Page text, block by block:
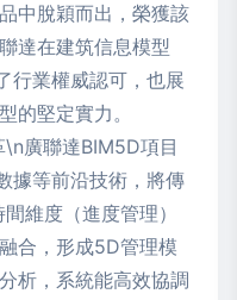
中脫穎而出，榮獲該
達在建筑信息模型
行業權威認可，也展
的堅定實力。
廣聯達BIM5D項目
據等前沿技術，將傳
維度（進度管理）
合，形成5D管理模
析，系統能高效協調